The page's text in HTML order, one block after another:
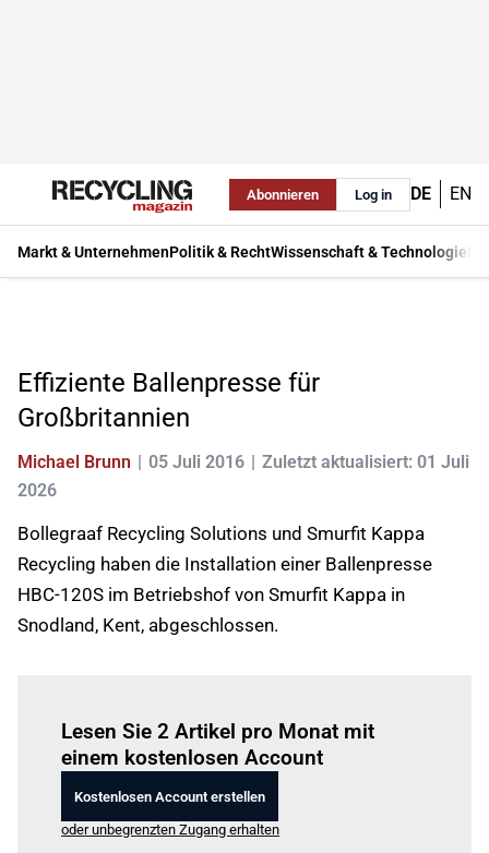
Abonnieren Log in DE EN
Markt & UnternehmenPolitik & RechtWissenschaft & Technologie
Effiziente Ballenpresse für
Großbritannien
Michael Brunn 05 Juli 2016
Zuletzt aktualisiert: 01 Juli
2026
Bollegraaf Recycling Solutions und Smurfit Kappa
Recycling haben die Installation einer Ballenpresse
HBC-120S im Betriebshof von Smurfit Kappa in
Snodland, Kent, abgeschlossen.
Lesen Sie 2 Artikel pro Monat mit
einem kostenlosen Account
Kostenlosen Account erstellen
oder unbegrenzten Zugang erhalten